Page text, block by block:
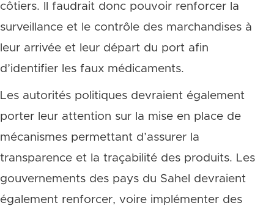
côtiers. Il faudrait donc pouvoir renforcer la
surveillance et le contrôle des marchandises à
leur arrivée et leur départ du port afin
d’identifier les faux médicaments.
Les autorités politiques devraient également
porter leur attention sur la mise en place de
mécanismes permettant d’assurer la
transparence et la traçabilité des produits. Les
gouvernements des pays du Sahel devraient
également renforcer, voire implémenter des